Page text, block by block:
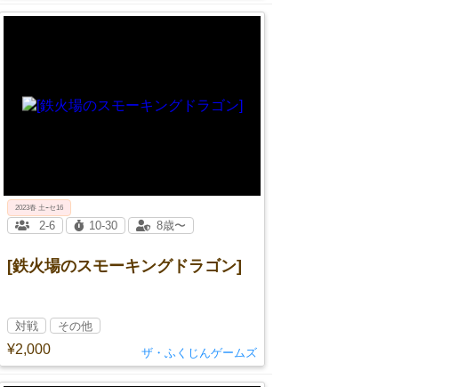
[鉄火場のスモーキングドラゴン]
¥2,000
2023春 土ｰセ16
2-6 10-30 8歳〜
対戦 その他
ザ・ふくじんゲームズ